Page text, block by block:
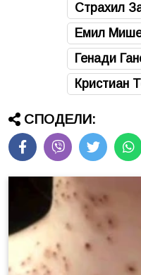
Страхил
Емил
Генади
Кристиан
СПОДЕЛИ: